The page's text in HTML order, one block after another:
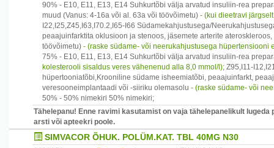
90% - E10, E11, E13, E14 Suhkurtõbi välja arvatud insuliin-rea
muud (Vanus: 4-16a või al. 63a või töövõimetu) - (kui dieetravi
I22,I25,Z45,I63,I70.2,I65-I66 Südamekahjustusega/
peaajuinfarktita oklusioon ja stenoos, jäsemete arterite
töövõimetu) - (raske südame- või neerukahjustusega hüpertensiooni
75% - E10, E11, E13, E14 Suhkurtõbi välja arvatud insuliin-rea
kolesterooli sisaldus veres vähenenud alla 8,0 mmol/l); Z95,I11-
hüpertooniatõbi,Krooniline südame isheemiatõbi, peaajuinfarkt,
veresooneimplantaadi või -siiriku olemasolu - (raske südame- või
50% - 50% nimekiri 50% nimekiri;
Tähelepanu! Enne ravimi kasutamist on vaja tähelepanelikult
arsti või apteekri poole.
SIMVACOR ÕHUK. POLÜM.KAT. TBL 40MG N30